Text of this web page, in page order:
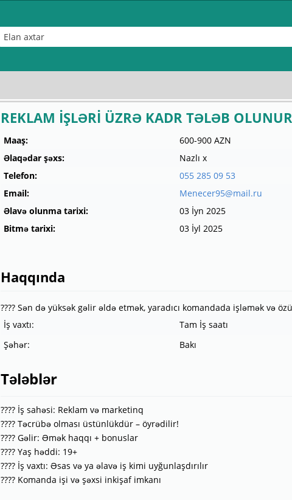
REKLAM İŞLƏRİ ÜZRƏ KADR TƏLƏB OLUNUR
Maaş:
600-900 AZN
Əlaqədar şəxs:
Nazlı x
Telefon:
055 285 09 53
Email:
Menecer95@mail.ru
Əlavə olunma tarixi:
03 İyn 2025
Bitmə tarixi:
03 İyl 2025
Haqqında
???? Sən də yüksək gəlir əldə etmək, yaradıcı komandada işləmək
İş vaxtı:
Tam İş saatı
Şəhər:
Bakı
Tələblər
???? İş sahəsi: Reklam və marketinq
???? Təcrübə olması üstünlükdür – öyrədilir!
???? Gəlir: Əmək haqqı + bonuslar
???? Yaş həddi: 19+
???? İş vaxtı: Əsas və ya əlavə iş kimi uyğunlaşdırılır
???? Komanda işi və şəxsi inkişaf imkanı